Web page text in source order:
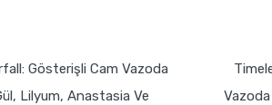
Gösterişli Cam Vazoda
Lilyum, Anastasia Ve
Vazoda